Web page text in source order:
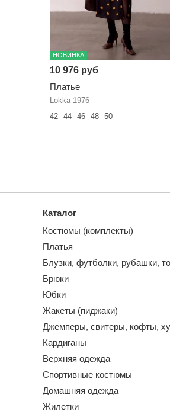
НОВИНКА
10 976 руб
Платье
Lokka 1976
42
44 46 48 50
Каталог
Костюмы (комплекты)
Платья
Блузки, футболки, рубашки,
Брюки
Юбки
Жакеты (пиджаки)
Джемперы, свитеры, кофты,
Кардиганы
Верхняя одежда
Спортивные костюмы
Домашняя одежда
Жилетки